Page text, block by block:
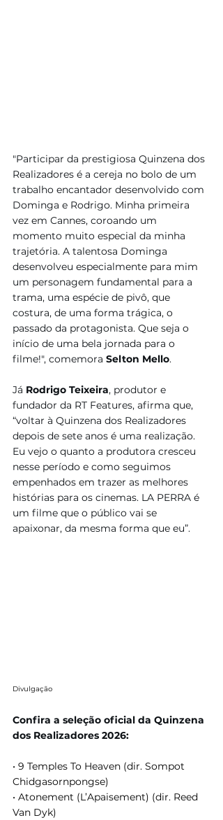
"Participar da prestigiosa Quinzena dos
Realizadores é a cereja no bolo de um
trabalho encantador desenvolvido com
Dominga e Rodrigo. Minha primeira
vez em Cannes, coroando um
momento muito especial da minha
trajetória. A talentosa Dominga
desenvolveu especialmente para mim
um personagem fundamental para a
trama, uma espécie de pivô, que
costura, de uma forma trágica, o
passado da protagonista. Que seja o
início de uma bela jornada para o
filme!", comemora Selton Mello.
Já Rodrigo Teixeira, produtor e
fundador da RT Features, afirma que,
“voltar à Quinzena dos Realizadores
depois de sete anos é uma realização.
Eu vejo o quanto a produtora cresceu
nesse período e como seguimos
empenhados em trazer as melhores
histórias para os cinemas. LA PERRA é
um filme que o público vai se
apaixonar, da mesma forma que eu”.
Divulgação
Confira a seleção oficial da Quinzena
dos Realizadores 2026:
• 9 Temples To Heaven (dir. Sompot
Chidgasornpongse)
• Atonement (L’Apaisement) (dir. Reed
Van Dyk)